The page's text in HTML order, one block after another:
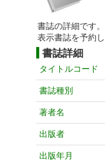
書誌の詳細です
表示書誌を予約
書誌詳細
タイトルコード
書誌種別
著者名
出版者
出版年月